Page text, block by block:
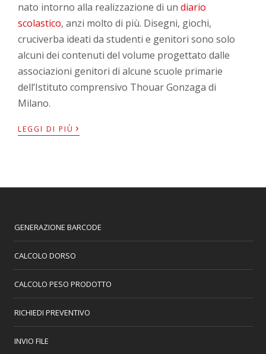
nato intorno alla realizzazione di undiario
scolastico, anzi molto di più. Disegni, giochi,
cruciverba ideati da studenti e genitori sono solo
alcuni dei contenuti del volume progettato dalle
associazioni genitori di alcune scuole primarie
dell’Istituto comprensivo Thouar Gonzaga di
Milano.
LEGGI DI PIÙ ›
GENERAZIONE BARCODE
CALCOLO DORSO
CALCOLO PESO PRODOTTO
RICHIEDI PREVENTIVO
INVIO FILE